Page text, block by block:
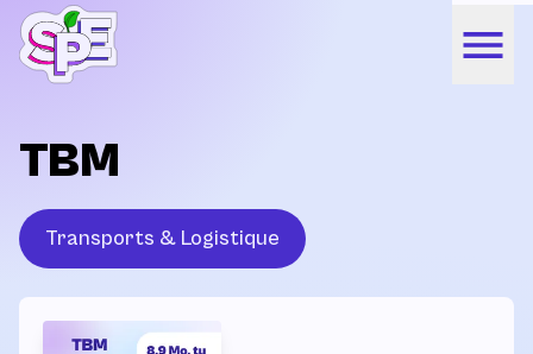
TBM
Transports & Logistique